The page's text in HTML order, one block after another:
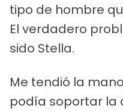
tipo de hombre
El verdadero
sido Stella.
Me tendió la
podía soportar la